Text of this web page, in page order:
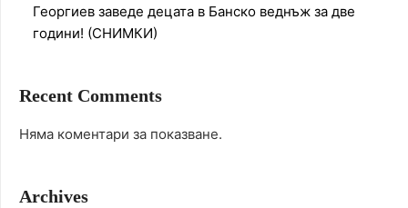
Георгиев заведе децата в Банско веднъж за две
години! (СНИМКИ)
Recent Comments
Няма коментари за показване.
Archives